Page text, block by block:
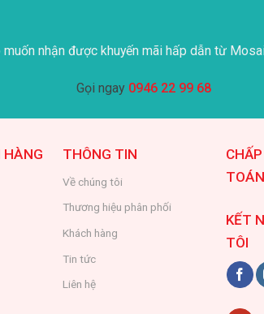
muốn nhận được khuyến mãi hấp dẫn từ
Gọi ngay 0946 22 99 68
HÀNG THÔNG TIN
Về chúng tôi
Thương hiệu phân phối
Khách hàng
Tin tức
Liên hệ
TOÁN
KẾT
TÔI